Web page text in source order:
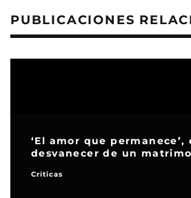
PUBLICACIONES
‘El amor que
desvanecer de un
Críticas